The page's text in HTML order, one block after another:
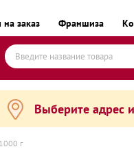
на заказ Франшиза
Выберите адрес
г